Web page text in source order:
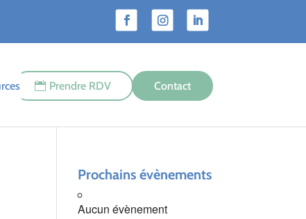
Prendre RDV Contact
Prochains évènements
Aucun évènement